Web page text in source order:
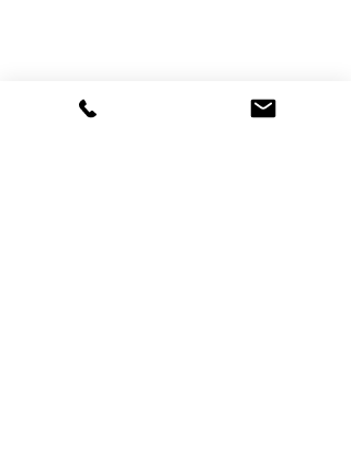
Partager cet événement